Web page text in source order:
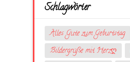
Schlagwörter
Alles Gute zum Geburtstag
Bildergrüße mit Herzღ